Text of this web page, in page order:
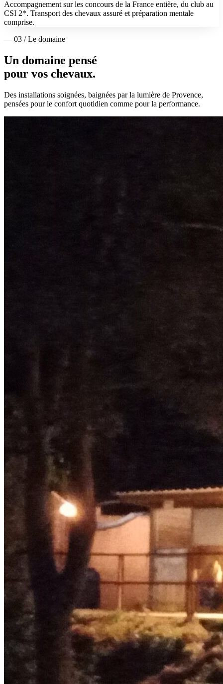
Accompagnement sur les concours de la France entière, du club au
CSI 2*. Transport des chevaux assuré et préparation mentale
comprise.
— 03 / Le domaine
Un domaine pensé
pour vos chevaux.
Des installations soignées, baignées par la lumière de Provence,
pensées pour le confort quotidien comme pour la performance.